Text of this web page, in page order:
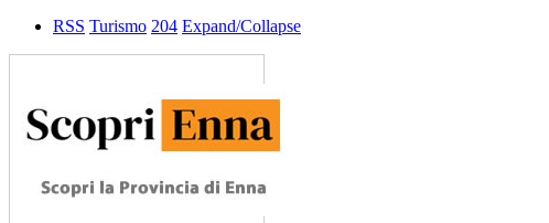
RSS Turismo 204 Expand/Collapse